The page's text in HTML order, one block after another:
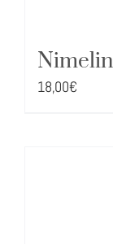
18,00€